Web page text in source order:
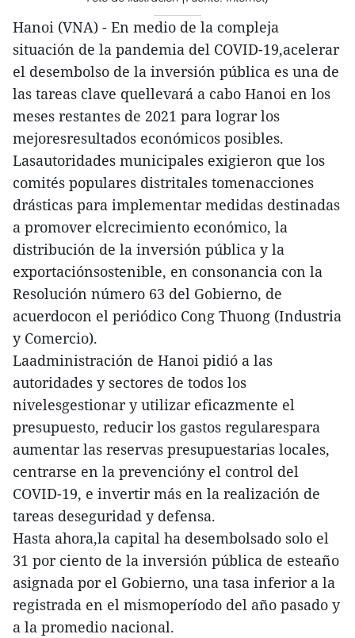
Hanoi (VNA) - En medio de la compleja
situación de la pandemia del COVID-19,acelerar
el desembolso de la inversión pública es una de
las tareas clave quellevará a cabo Hanoi en los
meses restantes de 2021 para lograr los
mejoresresultados económicos posibles.
Lasautoridades municipales exigieron que los
comités populares distritales tomenacciones
drásticas para implementar medidas destinadas
a promover elcrecimiento económico, la
distribución de la inversión pública y la
exportaciónsostenible, en consonancia con la
Resolución número 63 del Gobierno, de
acuerdocon el periódico Cong Thuong (Industria
y Comercio).
Laadministración de Hanoi pidió a las
autoridades y sectores de todos los
nivelesgestionar y utilizar eficazmente el
presupuesto, reducir los gastos regularespara
aumentar las reservas presupuestarias locales,
centrarse en la prevencióny el control del
COVID-19, e invertir más en la realización de
tareas deseguridad y defensa.
Hasta ahora,la capital ha desembolsado solo el
31 por ciento de la inversión pública de esteaño
asignada por el Gobierno, una tasa inferior a la
registrada en el mismoperíodo del año pasado y
a la promedio nacional.